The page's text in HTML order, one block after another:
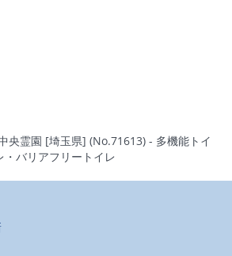
央霊園 [埼玉県] (No.71613) - 多機能トイ
・バリアフリートイレ